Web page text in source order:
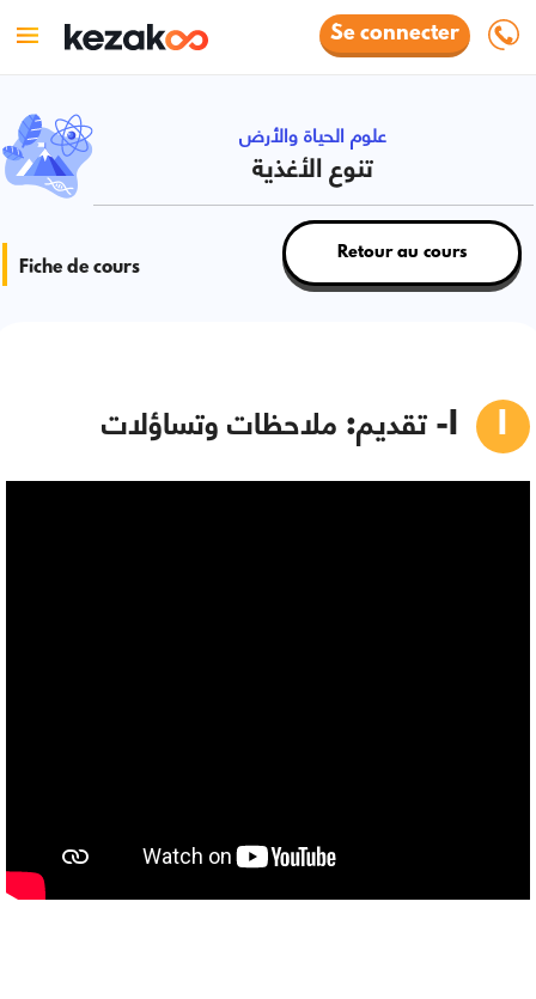
Se connecter
علوم الحياة والأرض
تنوع الأغذية
Fiche de cours
Retour au cours
I- تقديم: ملاحظات وتساؤلات